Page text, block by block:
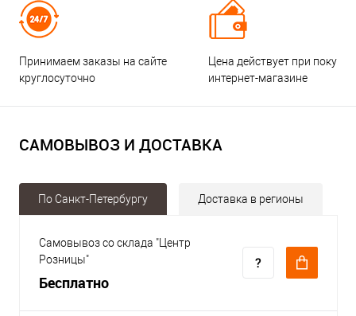
Принимаем заказы на сайте
круглосуточно
Цена действует при
интернет-магазине
САМОВЫВОЗ И ДОСТАВКА
По Санкт-Петербургу Доставка в регионы
Самовывоз со склада "Центр
Розницы"
Бесплатно